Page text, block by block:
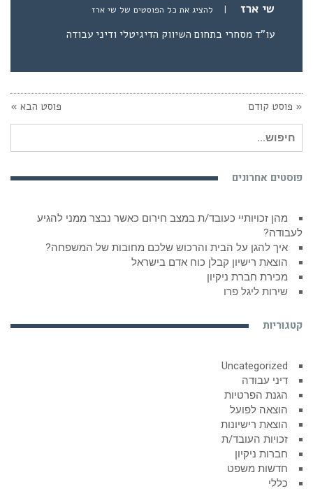
שי ארז | להציג את כל הפוסטים של שי ארז
עו"ד מסחרי בתחום השיווק הדיגיטלי ודיני עבודה
« פוסט קודם פוסט הבא »
עבור:
פוסטים אחרונים
מהן זכויותיי כעובד/ת במצב חירום כאשר נבצר ממני להגיע
לעבודה?
איך להגן על הבית והרכוש שלכם מחובות של המשפחה?
הוצאת רישיון קבלן כוח אדם בישראל
מכירת חברת ניקיון
שירות ליגל פרו
קטגוריות
Uncategorized
דיני עבודה
הגנת הפרטיות
הוצאה לפועל
הוצאת רישיונות
זכויות העובד/ת
חברות ניקיון
חדשות משפט
כללי